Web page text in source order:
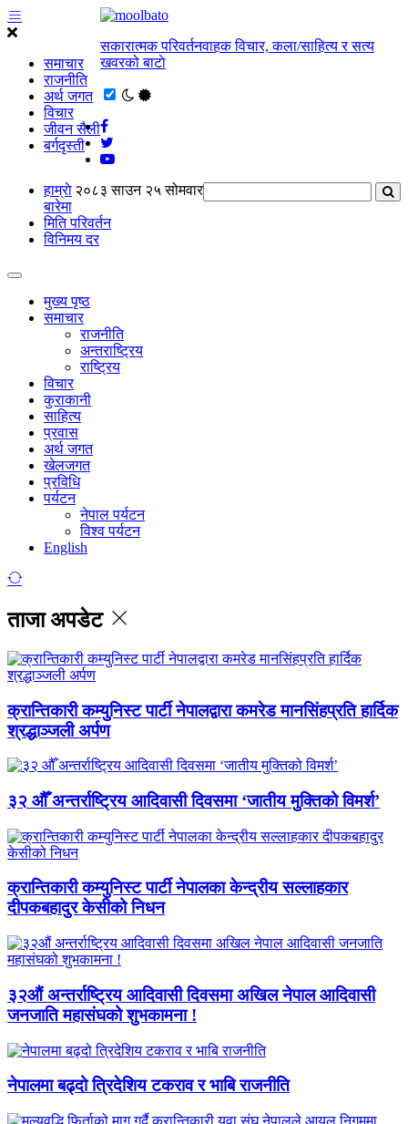
समाचार
राजनीति
अर्थ जगत
विचार
जीवन सैली
बर्गदृस्ती
सकारात्मक परिवर्तनवाहक विचार, कला/साहित्य र सत्य
खवरको बाटाे
२०८३ साउन २५ सोमवार
हाम्राे
बारेमा
मिति परिवर्तन
विनिमय दर
मुख्य पृष्ठ
समाचार
राजनीति
अन्तराष्ट्रिय
राष्ट्रिय
विचार
कुराकानी
साहित्य
प्रवास
अर्थ जगत
खेलजगत
प्रविधि
पर्यटन
नेपाल पर्यटन
विश्व पर्यटन
English
ताजा अपडेट
क्रान्तिकारी कम्युनिस्ट पार्टी नेपालद्वारा कमरेड मानसिंहप्रति हार्दिक
श्रद्धाञ्जली अर्पण
३२ औँ अन्तर्राष्ट्रिय आदिवासी दिवसमा ‘जातीय मुक्तिको विमर्श’
क्रान्तिकारी कम्युनिस्ट पार्टी नेपालका केन्द्रीय सल्लाहकार
दीपकबहादुर केसीको निधन
३२औं अन्तर्राष्ट्रिय आदिवासी दिवसमा अखिल नेपाल आदिवासी
जनजाति महासंघको शुभकामना !
नेपालमा बढ्दो त्रिदेशिय टकराव र भाबि राजनीति